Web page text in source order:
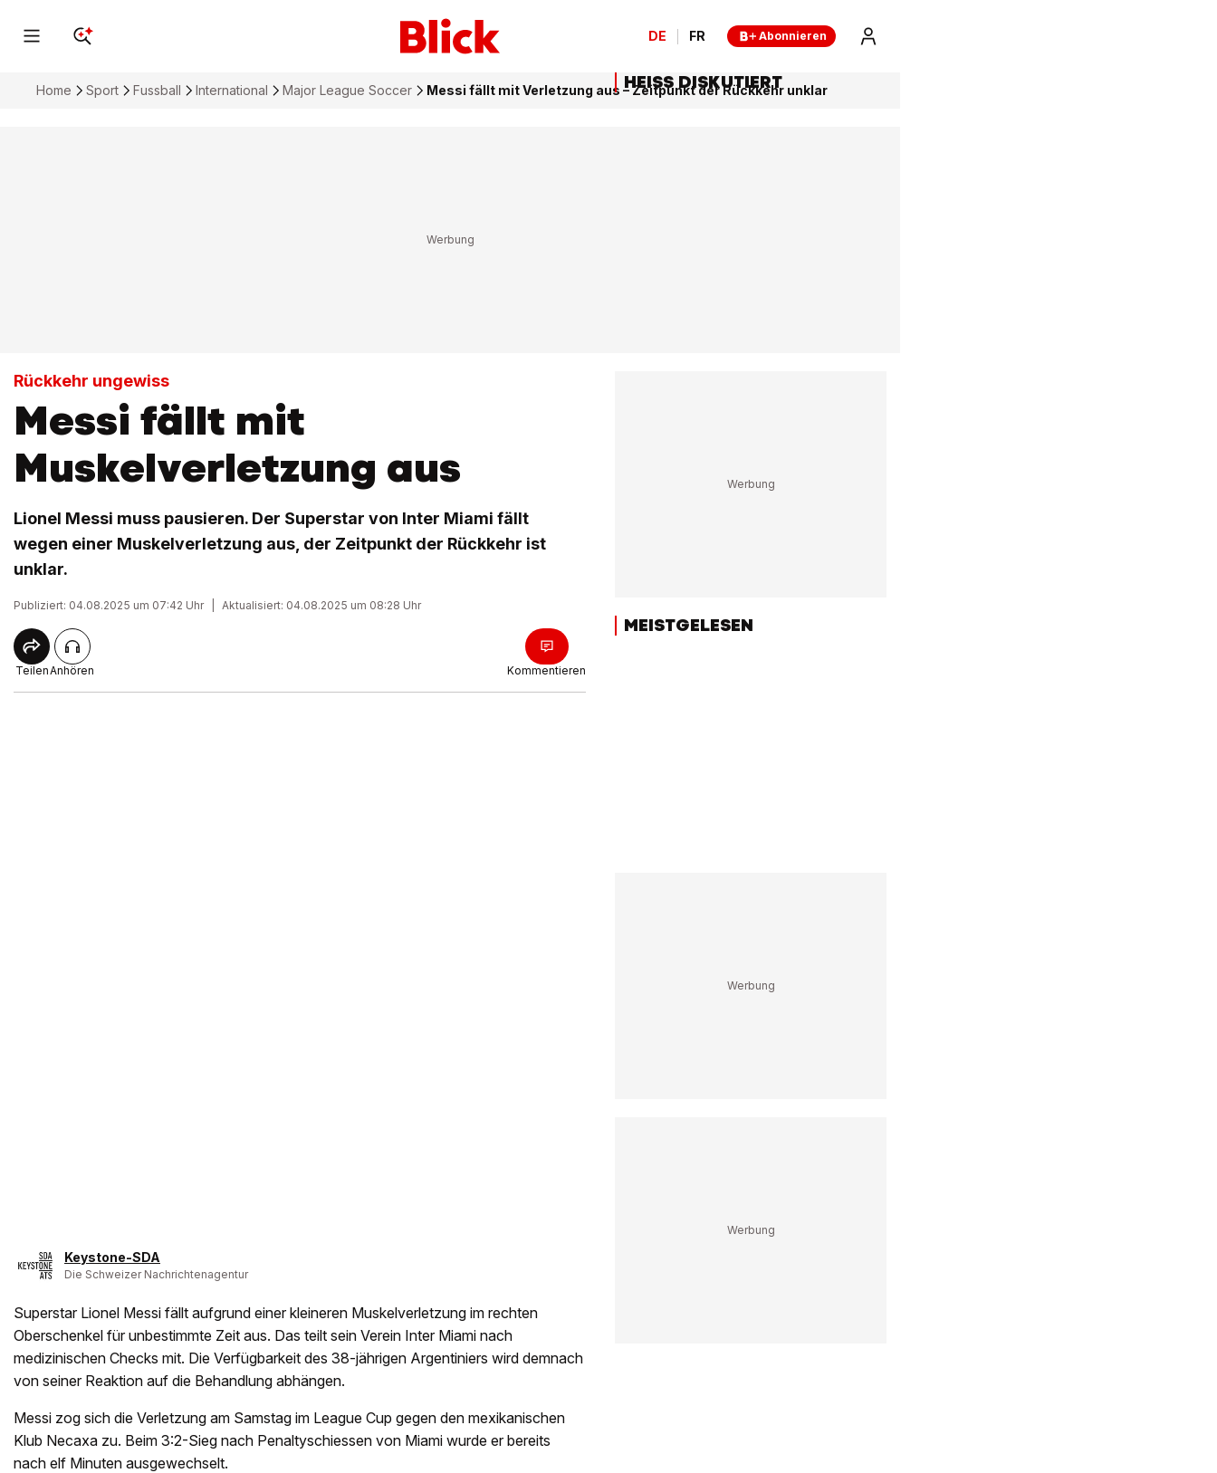
DE FR Abonnieren
Home Sport Fussball International Major League Soccer Messi fällt mit Verletzung aus – Zeitpunkt der Rückkehr unklar
Rückkehr ungewiss
Messi fällt mit
Muskelverletzung aus
Lionel Messi muss pausieren. Der Superstar von Inter Miami fällt
wegen einer Muskelverletzung aus, der Zeitpunkt der Rückkehr ist
unklar.
Publiziert: 04.08.2025 um 07:42 Uhr Aktualisiert: 04.08.2025 um 08:28 Uhr
TeilenAnhören Kommentieren
Keystone-SDA
Die Schweizer Nachrichtenagentur
Superstar Lionel Messi fällt aufgrund einer kleineren Muskelverletzung im rechten
Oberschenkel für unbestimmte Zeit aus. Das teilt sein Verein Inter Miami nach
medizinischen Checks mit. Die Verfügbarkeit des 38-jährigen Argentiniers wird demnach
von seiner Reaktion auf die Behandlung abhängen.
Messi zog sich die Verletzung am Samstag im League Cup gegen den mexikanischen
Klub Necaxa zu. Beim 3:2-Sieg nach Penaltyschiessen von Miami wurde er bereits
nach elf Minuten ausgewechselt.
HEISS DISKUTIERT
MEISTGELESEN